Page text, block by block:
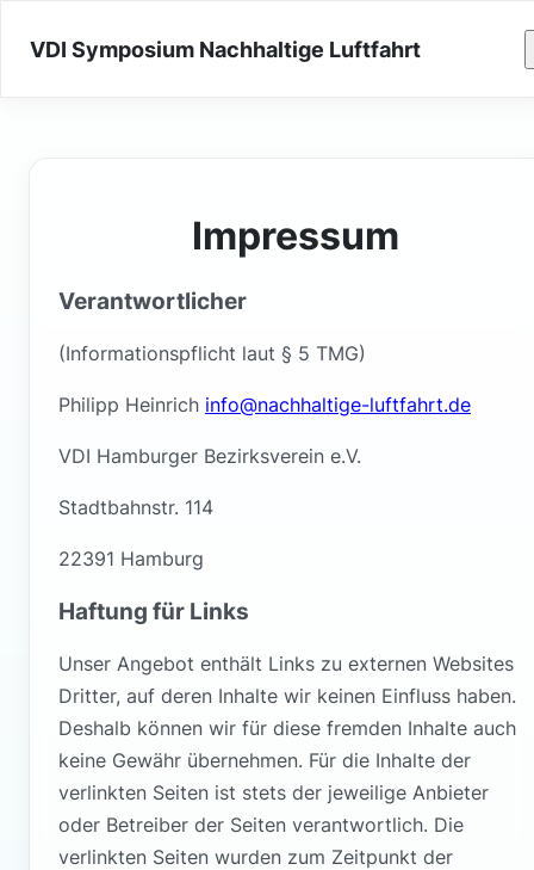
VDI Symposium Nachhaltige Luftfahrt
Impressum
Verantwortlicher
(Informationspflicht laut § 5 TMG)
Philipp Heinrich ed.trhaftful-egitlahhcan@ofni
VDI Hamburger Bezirksverein e.V.
Stadtbahnstr. 114
22391 Hamburg
Haftung für Links
Unser Angebot enthält Links zu externen Websites
Dritter, auf deren Inhalte wir keinen Einfluss haben.
Deshalb können wir für diese fremden Inhalte auch
keine Gewähr übernehmen. Für die Inhalte der
verlinkten Seiten ist stets der jeweilige Anbieter
oder Betreiber der Seiten verantwortlich. Die
verlinkten Seiten wurden zum Zeitpunkt der